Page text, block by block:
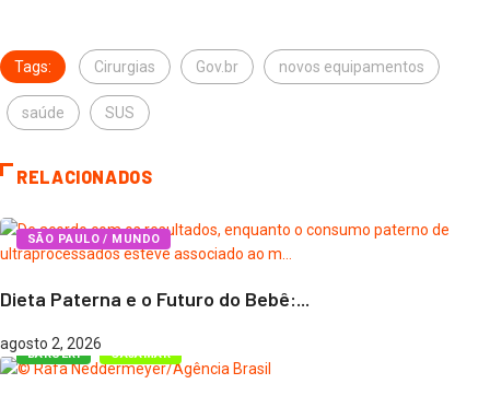
Tags: Cirurgias Gov.br novos equipamentos
saúde SUS
RELACIONADOS
SÃO PAULO / MUNDO
Dieta Paterna e o Futuro do Bebê:...
agosto 2, 2026
BARUERI CAJAMAR